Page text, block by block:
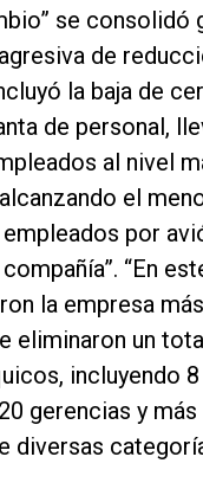
se consolidó
de
la baja de
de personal,
al nivel
el
por
“En
la empresa
eliminaron un
incluyendo 8
gerencias y más
diversas